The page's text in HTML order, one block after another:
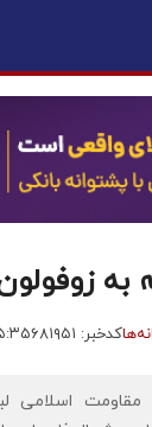
به
کدخبر: ۶۸۱۹۵۱
مقاومت اسلامی